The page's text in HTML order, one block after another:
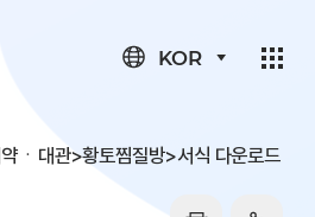
KOR
ㆍ대관>황토찜질방>서식 다운로드